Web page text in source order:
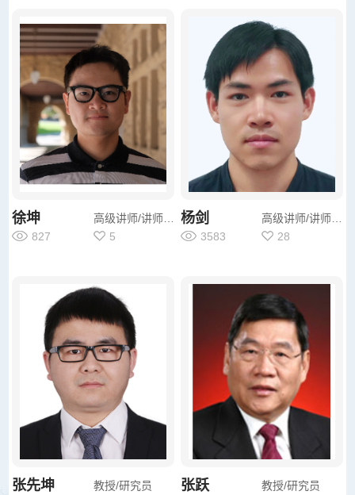
高级讲师/讲师/其他
徐坤
827 5
杨剑
3583 28
教授/研究员
张先坤 教授/研究员
张跃